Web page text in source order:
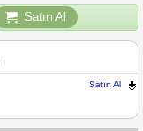
Satın Al
Satın Al